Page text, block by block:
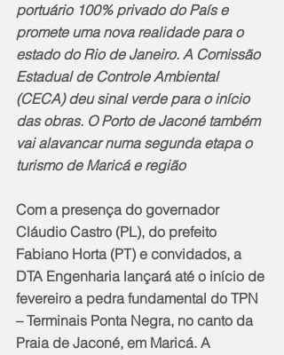
portuário 100% privado do País e
promete uma nova realidade para o
estado do Rio de Janeiro. A Comissão
Estadual de Controle Ambiental
(CECA) deu sinal verde para o início
das obras. O Porto de Jaconé também
vai alavancar numa segunda etapa o
turismo de Maricá e região
Com a presença do governador
Cláudio Castro (PL), do prefeito
Fabiano Horta (PT) e convidados, a
DTA Engenharia lançará até o início de
fevereiro a pedra fundamental do TPN
– Terminais Ponta Negra, no canto da
Praia de Jaconé, em Maricá. A